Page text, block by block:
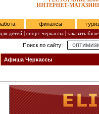
ИНТЕРНЕТ-
финансы
для детей | спорт черкассы | заказать
Поиск по сайту:
Афиша Черкассы